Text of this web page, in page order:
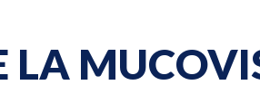
LA